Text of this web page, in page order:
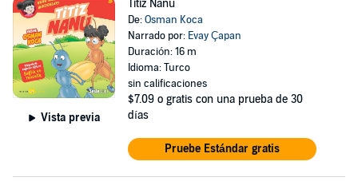
Vista previa
Titiz Nanu
De:Osman Koca
Narrado por: Evay Çapan
Duración: 16 m
Idioma: Turco
sin calificaciones
$7.09 o gratis con una prueba de 30
días
Pruebe Estándar gratis